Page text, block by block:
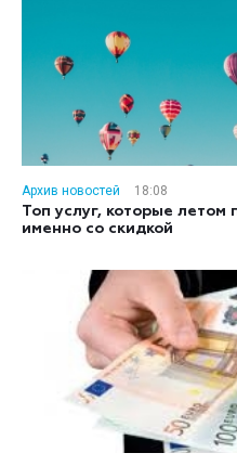
Архив новостей
18:08
Топ услуг, которые летом
именно со скидкой